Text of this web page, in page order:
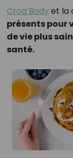
Croq’Bodyet la
présents pour
de vie plus
santé.